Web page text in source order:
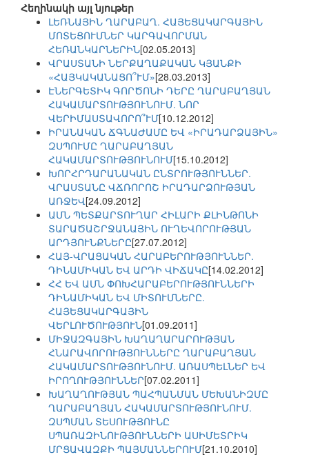
Հեղինակի այլ նյութեր
ԼԵՌՆԱՅԻՆ ՂԱՐԱԲԱՂ. ՀԱՅԵՑԱԿԱՐԳԱՅԻՆ
ՄՈՏԵՑՈՒՄՆԵՐ ԿԱՐԳԱՎՈՐՄԱՆ
ՀԵՌԱՆԿԱՐՆԵՐԻՆ[02.05.2013]
ՎՐԱՍՏԱՆԻ ՆԵՐՔԱՂԱՔԱԿԱՆ ԿՅԱՆՔԻ
«ՀԱՅԿԱԿԱՆԱՑՈ՞ՒՄ»[28.03.2013]
ԷՆԵՐԳԵՏԻԿ ԳՈՐԾՈՆԻ ԴԵՐԸ ՂԱՐԱԲԱՂՅԱՆ
ՀԱԿԱՄԱՐՏՈՒԹՅՈՒՆՈՒՄ. ՆՈՐ
ՎԵՐԻՄԱՍՏԱՎՈՐՈ՞ՒՄ[10.12.2012]
ԻՐԱՆԱԿԱՆ ՃԳՆԱԺԱՄԸ ԵՎ «ԻՐԱԴԱՐՁԱՅԻՆ»
ԶՍՊՈՒՄԸ ՂԱՐԱԲԱՂՅԱՆ
ՀԱԿԱՄԱՐՏՈՒԹՅՈՒՆՈՒՄ[15.10.2012]
ԽՈՐՀՐԴԱՐԱՆԱԿԱՆ ԸՆՏՐՈՒԹՅՈՒՆՆԵՐ.
ՎՐԱՍՏԱՆԸ ՎՃՌՈՐՈՇ ԻՐԱԴԱՐՁՈՒԹՅԱՆ
ԱՌՋԵՎ[24.09.2012]
ԱՄՆ ՊԵՏՔԱՐՏՈՒՂԱՐ ՀԻԼԱՐԻ ՔԼԻՆԹՈՆԻ
ՏԱՐԱԾԱՇՐՋԱՆԱՅԻՆ ՈՒՂԵՎՈՐՈՒԹՅԱՆ
ԱՐԴՅՈՒՆՔՆԵՐԸ[27.07.2012]
ՀԱՅ-ՎՐԱՑԱԿԱՆ ՀԱՐԱԲԵՐՈՒԹՅՈՒՆՆԵՐ.
ԴԻՆԱՄԻԿԱՆ ԵՎ ԱՐԴԻ ՎԻՃԱԿԸ[14.02.2012]
ՀՀ ԵՎ ԱՄՆ ՓՈԽՀԱՐԱԲԵՐՈՒԹՅՈՒՆՆԵՐԻ
ԴԻՆԱՄԻԿԱՆ ԵՎ ՄԻՏՈՒՄՆԵՐԸ.
ՀԱՅԵՑԱԿԱՐԳԱՅԻՆ
ՎԵՐԼՈՒԾՈՒԹՅՈՒՆ[01.09.2011]
ՄԻՋԱԶԳԱՅԻՆ ԽԱՂԱՂԱՐԱՐՈՒԹՅԱՆ
ՀՆԱՐԱՎՈՐՈՒԹՅՈՒՆՆԵՐԸ ՂԱՐԱԲԱՂՅԱՆ
ՀԱԿԱՄԱՐՏՈՒԹՅՈՒՆՈՒՄ. ԱՌԱՍՊԵԼՆԵՐ ԵՎ
ԻՐՈՂՈՒԹՅՈՒՆՆԵՐ[07.02.2011]
ԽԱՂԱՂՈՒԹՅԱՆ ՊԱՀՊԱՆՄԱՆ ՄԵԽԱՆԻԶՄԸ
ՂԱՐԱԲԱՂՅԱՆ ՀԱԿԱՄԱՐՏՈՒԹՅՈՒՆՈՒՄ.
ԶՍՊՄԱՆ ՏԵՍՈՒԹՅՈՒՆԸ
ՍՊԱՌԱԶԻՆՈՒԹՅՈՒՆՆԵՐԻ ԱՍԻՄԵՏՐԻԿ
ՄՐՑԱՎԱԶՔԻ ՊԱՅՄԱՆՆԵՐՈՒՄ[21.10.2010]